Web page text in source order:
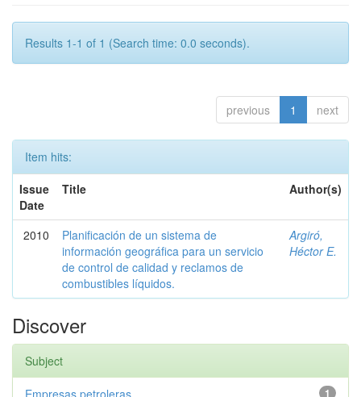
Results 1-1 of 1 (Search time: 0.0 seconds).
previous 1 next
Item hits:
Issue
Date
Title Author(s)
2010
Planificación de un sistema de
información geográfica para un servicio
de control de calidad y reclamos de
combustibles líquidos.
Argiró,
Héctor E.
Discover
Subject
1
Empresas petroleras